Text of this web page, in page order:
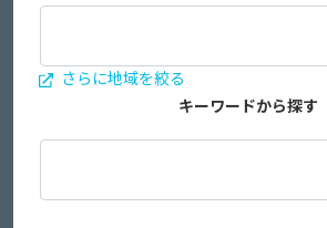
さらに地域を絞る
キーワードから探す